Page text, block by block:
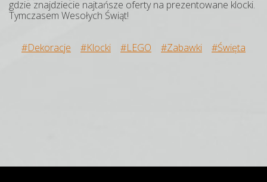
gdzie znajdziecie najtańsze oferty na prezentowane klocki.
Tymczasem Wesołych Świąt!
#Dekoracje #Klocki #LEGO #Zabawki #Święta